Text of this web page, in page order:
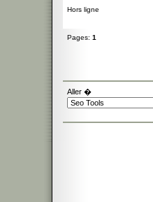
Hors ligne
Pages: 1
Aller �